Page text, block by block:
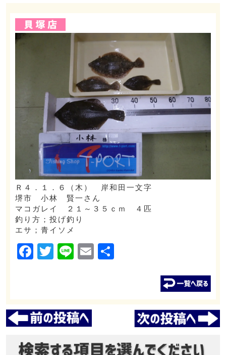
Ｒ４．１．６（木） 岸和田一文字
堺市 小林 賢一さん
マコガレイ ２１～３５ｃｍ ４匹
釣り方；投げ釣り
エサ；青イソメ
Facebook
Twitter
LineEmail